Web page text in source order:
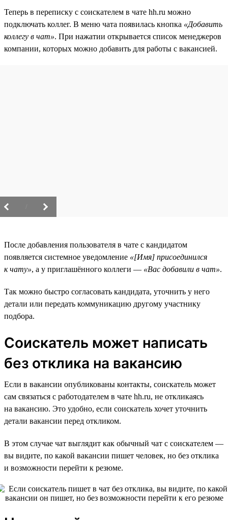
Теперь в переписку с соискателем в чате hh.ru можно
подключать коллег. В меню чата появилась кнопка «Добавить
коллегу в чат». При нажатии открывается список менеджеров
компании, которых можно добавить для работы с вакансией.
После добавления пользователя в чате с кандидатом
появляется системное уведомление «[Имя] присоединился
к чату», а у приглашённого коллеги — «Вас добавили в чат».
Так можно быстро согласовать кандидата, уточнить у него
детали или передать коммуникацию другому участнику
подбора.
Соискатель может написать
без отклика на вакансию
Если в вакансии опубликованы контакты, соискатель может
сам связаться с работодателем в чате hh.ru, не откликаясь
на вакансию. Это удобно, если соискатель хочет уточнить
детали вакансии перед откликом.
В этом случае чат выглядит как обычный чат с соискателем —
вы видите, по какой вакансии пишет человек, но без отклика
и возможности перейти к резюме.